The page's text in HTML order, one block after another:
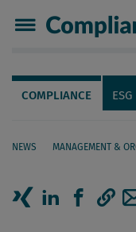
Servicenavigation
Navigation
COMPLIANCE ESG
NEWS MANAGEMENT &
Seiteninhalt